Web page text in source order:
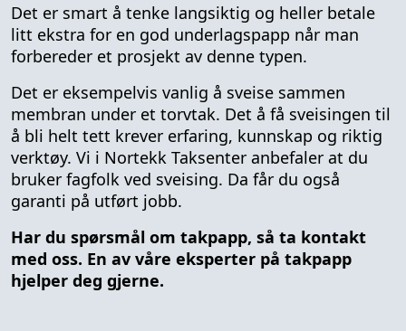
Det er smart å tenke langsiktig og heller betale
litt ekstra for en god underlagspapp når man
forbereder et prosjekt av denne typen.
Det er eksempelvis vanlig å sveise sammen
membran under et torvtak. Det å få sveisingen til
å bli helt tett krever erfaring, kunnskap og riktig
verktøy. Vi i Nortekk Taksenter anbefaler at du
bruker fagfolk ved sveising. Da får du også
garanti på utført jobb.
Har du spørsmål om takpapp, så ta kontakt
med oss. En av våre eksperter på takpapp
hjelper deg gjerne.